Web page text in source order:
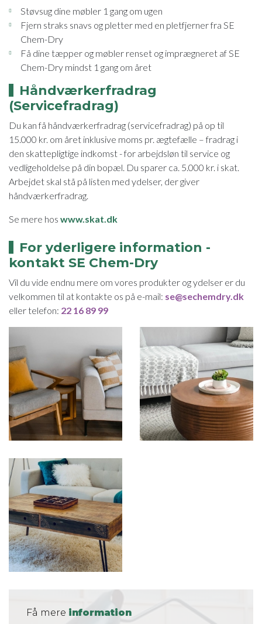
Støvsug dine møbler 1 gang om ugen
Fjern straks snavs og pletter med en pletfjerner fra SE
Chem-Dry
Få dine tæpper og møbler renset og imprægneret af SE
Chem-Dry mindst 1 gang om året
Håndværkerfradrag
(Servicefradrag)
Du kan få håndværkerfradrag (servicefradrag) på op til
15.000 kr. om året inklusive moms pr. ægtefælle – fradrag i
den skattepligtige indkomst - for arbejdsløn til service og
vedligeholdelse på din bopæl. Du sparer ca. 5.000 kr. i skat.
Arbejdet skal stå på listen med ydelser, der giver
håndværkerfradrag.
Se mere hos www.skat.dk
For yderligere information -
kontakt SE Chem-Dry
Vil du vide endnu mere om vores produkter og ydelser er du
velkommen til at kontakte os på e-mail: se@sechemdry.dk
eller telefon: 22 16 89 99
Få mere information